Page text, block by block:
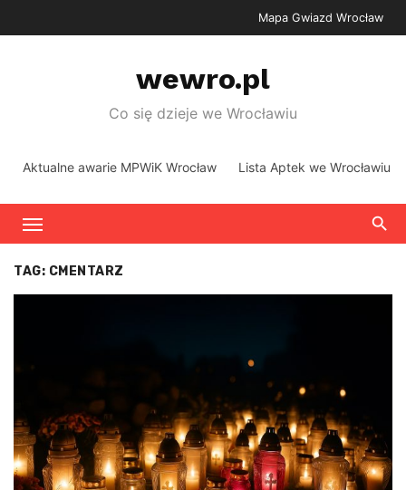
to
Mapa Gwiazd Wrocław
wewro.pl
Co się dzieje we Wrocławiu
Aktualne awarie MPWiK Wrocław Lista Aptek we Wrocławiu
TAG: CMENTARZ